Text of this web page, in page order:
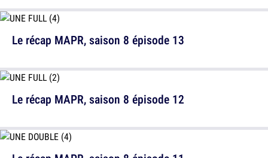
Le récap MAPR, saison 8 épisode 13
Le récap MAPR, saison 8 épisode 12